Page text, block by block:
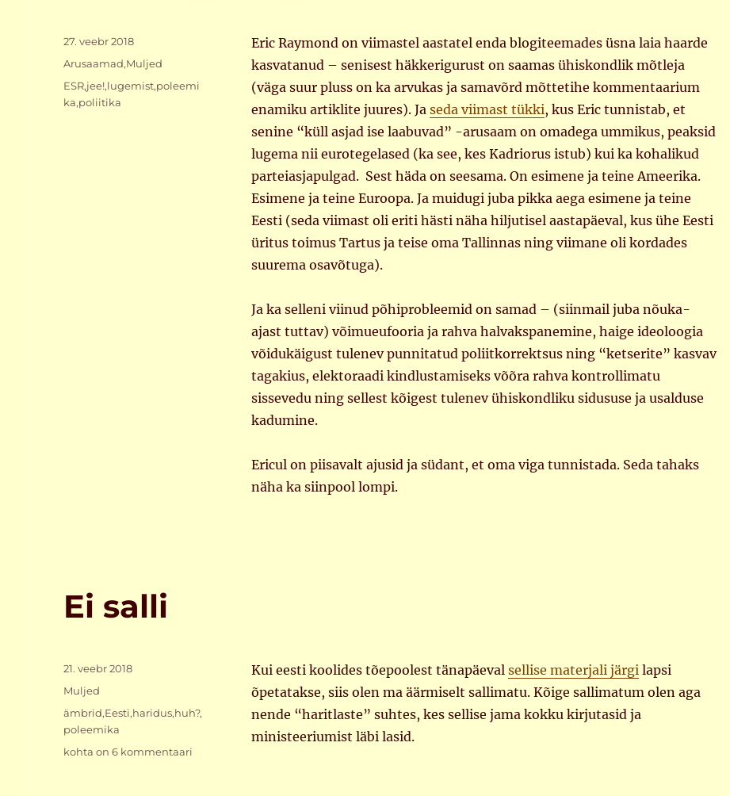
Eric Raymond on viimastel aastatel enda blogiteemades üsna laia haarde
kasvatanud – senisest häkkerigurust on saamas ühiskondlik mõtleja
(väga suur pluss on ka arvukas ja samavõrd mõttetihe kommentaarium
enamiku artiklite juures). Ja seda viimast tükki, kus Eric tunnistab, et
senine “küll asjad ise laabuvad” -arusaam on omadega ummikus, peaksid
lugema nii eurotegelased (ka see, kes Kadriorus istub) kui ka kohalikud
parteiasjapulgad. Sest häda on seesama. On esimene ja teine Ameerika.
Esimene ja teine Euroopa. Ja muidugi juba pikka aega esimene ja teine
Eesti (seda viimast oli eriti hästi näha hiljutisel aastapäeval, kus ühe Eesti
üritus toimus Tartus ja teise oma Tallinnas ning viimane oli kordades
suurema osavõtuga).
Ja ka selleni viinud põhiprobleemid on samad – (siinmail juba nõuka-
ajast tuttav) võimueufooria ja rahva halvakspanemine, haige ideoloogia
võidukäigust tulenev punnitatud poliitkorrektsus ning “ketserite” kasvav
tagakius, elektoraadi kindlustamiseks võõra rahva kontrollimatu
sissevedu ning sellest kõigest tulenev ühiskondliku sidususe ja usalduse
kadumine.
Ericul on piisavalt ajusid ja südant, et oma viga tunnistada. Seda tahaks
näha ka siinpool lompi.
Postitatud
27. veebr 2018
Rubriigid
Arusaamad,Muljed
Sildid
ESR,jee!,lugemist,poleemi
ka,poliitika
Ei salli
Kui eesti koolides tõepoolest tänapäeval sellise materjali järgilapsi
õpetatakse, siis olen ma äärmiselt sallimatu. Kõige sallimatum olen aga
nende “haritlaste” suhtes, kes sellise jama kokku kirjutasid ja
ministeeriumist läbi lasid.
Postitatud
21. veebr 2018
Rubriigid
Muljed
Sildid
ämbrid,Eesti,haridus,huh?,
poleemika
Ei
kohta on 6 kommentaari